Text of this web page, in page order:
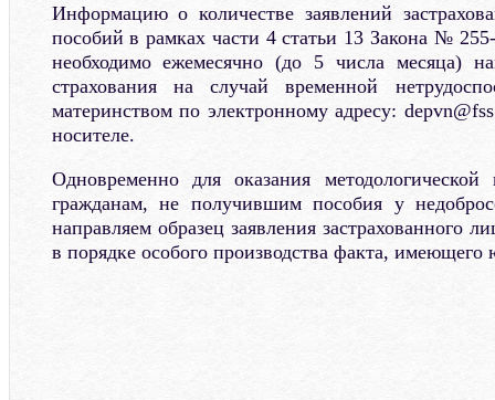
Информацию о количестве заявлений
пособий в рамках части 4 статьи 13 Закона №
необходимо ежемесячно (до 5 числа месяца)
страхования на случай временной
материнством по электронному адресу:
носителе.
Одновременно для оказания
гражданам, не получившим пособия у
направляем образец заявления застрахованного
в порядке особого производства факта, имеющего